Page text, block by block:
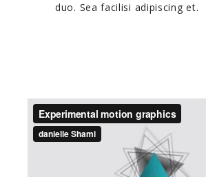
duo. Sea facilisi adipiscing et.